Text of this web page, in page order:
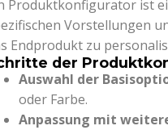
Produktkonfigurator ist
Vorstellungen
Endprodukt zu
der
Auswahl der
oder Farbe.
Anpassung mit